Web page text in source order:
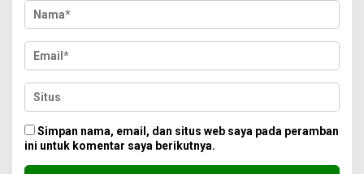
Simpan nama, email, dan situs web saya pada peramban
ini untuk komentar saya berikutnya.